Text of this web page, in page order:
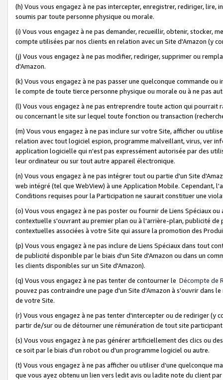
(h) Vous vous engagez à ne pas intercepter, enregistrer, rediriger,
soumis par toute personne physique ou morale.
(i) Vous vous engagez à ne pas demander, recueillir, obtenir, stocker,
compte utilisées par nos clients en relation avec un Site d'Amazon (y
(j) Vous vous engagez à ne pas modifier, rediriger, supprimer ou
d'Amazon.
(k) Vous vous engagez à ne pas passer une quelconque commande
le compte de toute tierce personne physique ou morale ou à ne pas
(l) Vous vous engagez à ne pas entreprendre toute action qui
ou concernant le site sur lequel toute fonction ou transaction
(m) Vous vous engagez à ne pas inclure sur votre Site, afficher ou
relation avec tout logiciel espion, programme malveillant, virus, ver
application logicielle qui n'est pas expressément autorisée par des
leur ordinateur ou sur tout autre appareil électronique.
(n) Vous vous engagez à ne pas intégrer tout ou partie d'un Site
web intégré (tel que WebView) à une Application Mobile. Cependant,
Conditions requises pour la Participation ne saurait constituer une
(o) Vous vous engagez à ne pas poster ou fournir de Liens Spéciaux
contextuelle s'ouvrant au premier plan ou à l'arrière-plan, publicité
contextuelles associées à votre Site qui assure la promotion des
(p) Vous vous engagez à ne pas inclure de Liens Spéciaux dans tout
de publicité disponible par le biais d'un Site d'Amazon ou dans un
les clients disponibles sur un Site d'Amazon).
(q) Vous vous engagez à ne pas tenter de contourner le Décompte de
pouvez pas contraindre une page d'un Site d'Amazon à s'ouvrir dans
de votre Site.
(r) Vous vous engagez à ne pas tenter d'intercepter ou de rediriger
partir de/sur ou de détourner une rémunération de tout site
(s) Vous vous engagez à ne pas générer artificiellement des clics ou
ce soit par le biais d'un robot ou d'un programme logiciel ou autre.
(t) Vous vous engagez à ne pas afficher ou utiliser d’une quelconque
que vous ayez obtenu un lien vers ledit avis ou ladite note du client